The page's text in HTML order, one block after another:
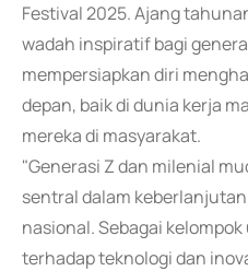
Festival 2025. Ajang
wadah inspiratif bagi
mempersiapkan diri
depan, baik di dunia kerja
mereka di masyarakat.
"Generasi Z dan milenial
sentral dalam
nasional. Sebagai
terhadap teknologi dan